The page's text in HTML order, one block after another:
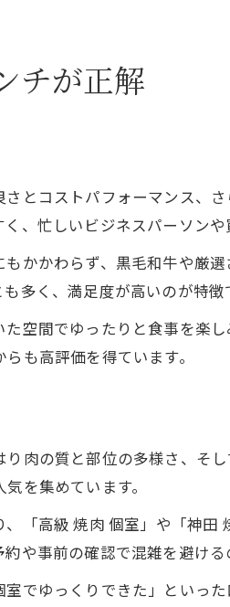
チが正解
とコストパフォーマンス、
、忙しいビジネスパーソンや
かかわらず、黒毛和牛や厳
多く、満足度が高いのが特徴
空間でゆったりと食事を楽
も高評価を得ています。
肉の質と部位の多様さ、そ
を集めています。
「高級 焼肉 個室」や「神
や事前の確認で混雑を避ける
でゆっくりできた」といっ